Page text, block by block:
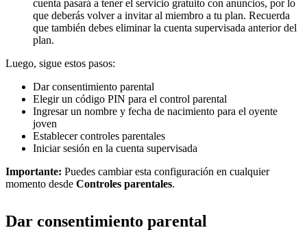
cuenta pasará a tener el servicio gratuito con anuncios, por lo
que deberás volver a invitar al miembro a tu plan. Recuerda
que también debes eliminar la cuenta supervisada anterior del
plan.
Luego, sigue estos pasos:
Dar consentimiento parental
Elegir un código PIN para el control parental
Ingresar un nombre y fecha de nacimiento para el oyente
joven
Establecer controles parentales
Iniciar sesión en la cuenta supervisada
Importante: Puedes cambiar esta configuración en cualquier
momento desde Controles parentales.
Dar consentimiento parental